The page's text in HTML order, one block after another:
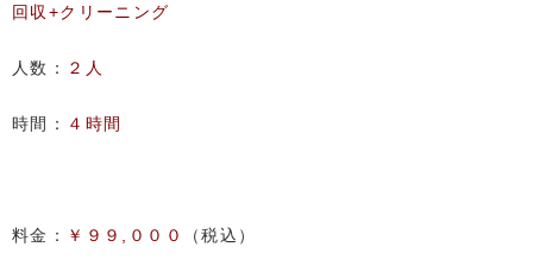
回収+クリーニング
人数： ２人
時間： ４時間
料金： ￥９９,０００ （税込）